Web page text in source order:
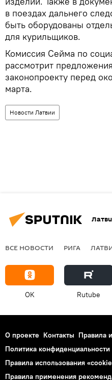
в поездах дальнего
быть оборудованы
для курильщиков.
Комиссия Сейма по
рассмотрит
законопроекту перед
марта.
Новости Латвии
ВСЕ НОВОСТИ РИГА
OK Rutube
О проекте Контакты Правила
Политика конфиденциальности
Правила использования
Правила применения